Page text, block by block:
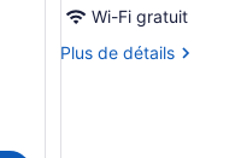
de
chambre :
Wi-Fi gratuit
Plus de détails
Plus